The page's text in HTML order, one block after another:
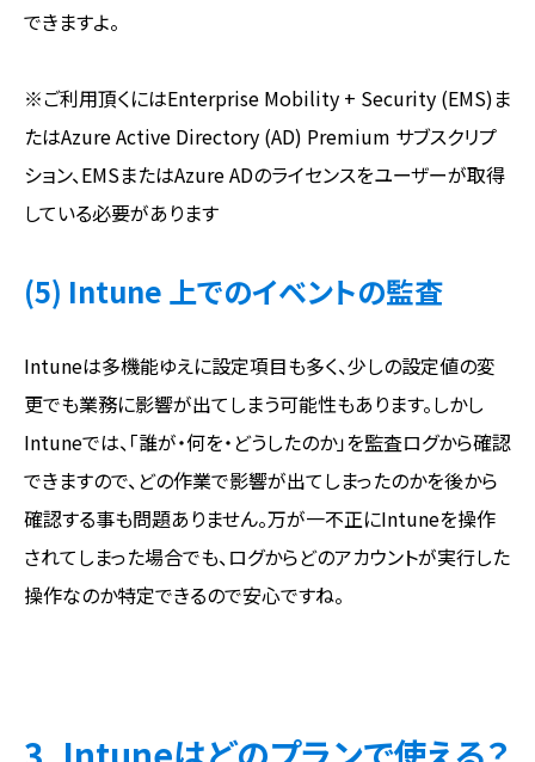
できますよ。
※ご利用頂くにはEnterprise Mobility + Security (EMS)ま
たはAzure Active Directory (AD) Premium サブスクリプ
ション、EMSまたはAzure ADのライセンスをユーザーが取得
している必要があります
(5) Intune 上でのイベントの監査
Intuneは多機能ゆえに設定項目も多く、少しの設定値の変
更でも業務に影響が出てしまう可能性もあります。しかし
Intuneでは、「誰が・何を・どうしたのか」を監査ログから確認
できますので、どの作業で影響が出てしまったのかを後から
確認する事も問題ありません。万が一不正にIntuneを操作
されてしまった場合でも、ログからどのアカウントが実行した
操作なのか特定できるので安心ですね。